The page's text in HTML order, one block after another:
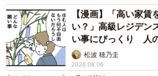
この方法に、リプ欄には「今体力
真似させていただきます」「これ
る“いいね”がつく話題になりました
【漫画】「高い家賃
い？」高級レジデン
い事にびっくり 人
松波 穂乃圭
2026.08.06